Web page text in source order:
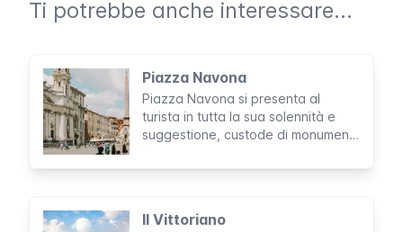
Ti potrebbe anche interessare...
Piazza Navona
Piazza Navona si presenta al
turista in tutta la sua solennità e
suggestione, custode di monumenti
artistiche di fama internazionale.
piazze di Roma e tra le più
Il Vittoriano